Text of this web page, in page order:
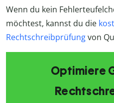
Wenn du kein
möchtest, kannst du die
Rechtschreibprüfungvon
Optimiere